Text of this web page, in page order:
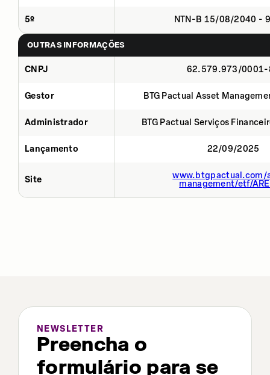
5º NTN-B 15/08/2040 -
OUTRAS INFORMAÇÕES
CNPJ 62.579.973/0001-
Gestor BTG Pactual Asset
Administrador BTG Pactual Serviços
Lançamento 22/09/2025
Site
www.btgpactual.com/
management/etf/
NEWSLETTER
Preencha o
formulário para se